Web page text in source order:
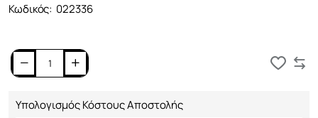
Κωδικός: 022336
Υπολογισμός Κόστους Αποστολής